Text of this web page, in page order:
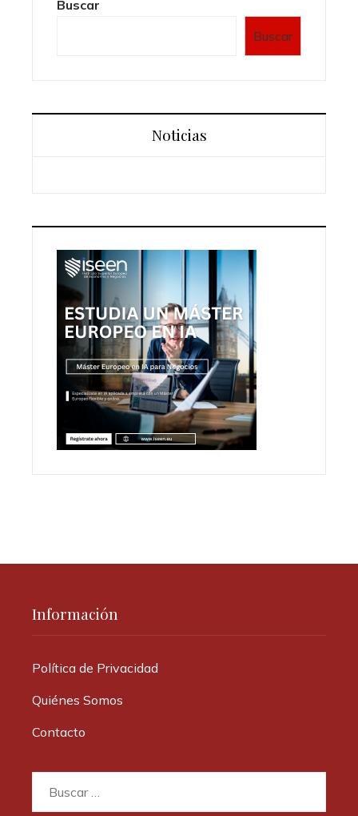
Buscar
Buscar
Noticias
Información
Política de Privacidad
Quiénes Somos
Contacto